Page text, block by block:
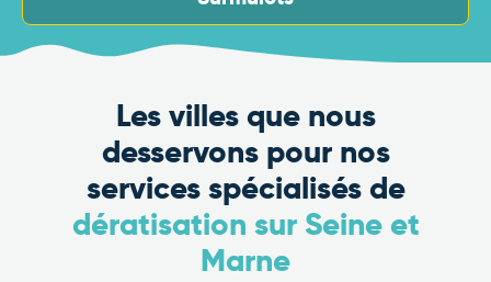
Les villes que nous
desservons pour nos
services spécialisés de
dératisation sur Seine et
Marne